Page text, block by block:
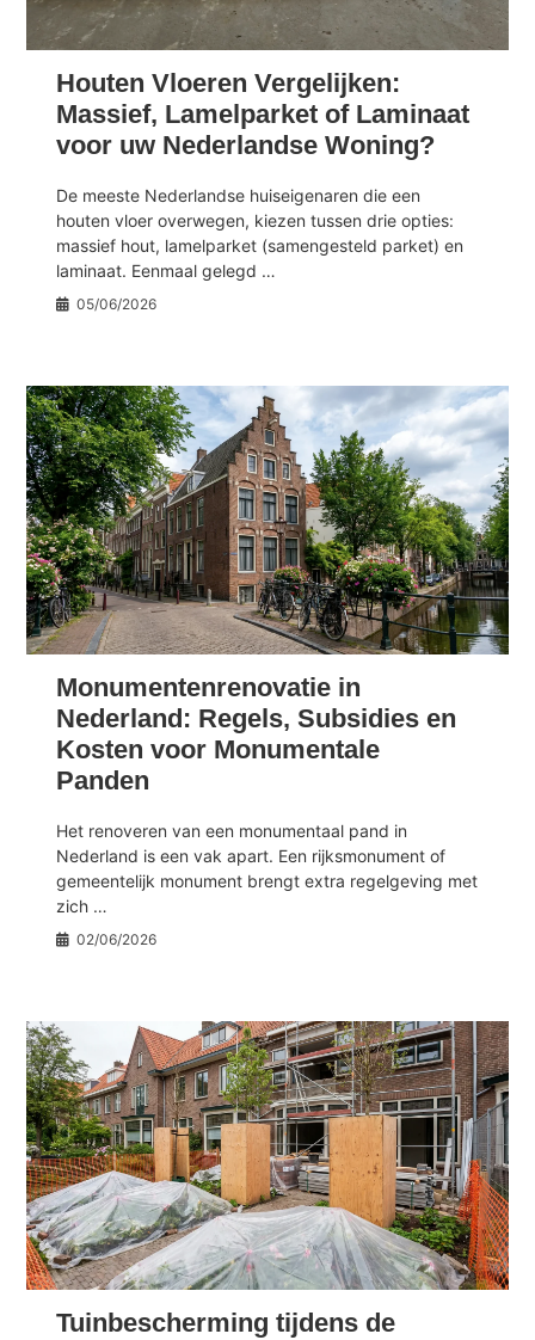
Houten Vloeren Vergelijken:
Massief, Lamelparket of Laminaat
voor uw Nederlandse Woning?
De meeste Nederlandse huiseigenaren die een
houten vloer overwegen, kiezen tussen drie opties:
massief hout, lamelparket (samengesteld parket) en
laminaat. Eenmaal gelegd …
05/06/2026
Monumentenrenovatie in
Nederland: Regels, Subsidies en
Kosten voor Monumentale
Panden
Het renoveren van een monumentaal pand in
Nederland is een vak apart. Een rijksmonument of
gemeentelijk monument brengt extra regelgeving met
zich …
02/06/2026
Tuinbescherming tijdens de